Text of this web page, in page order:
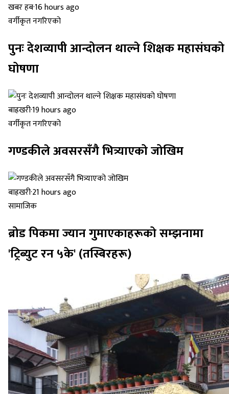
खबर हब·16 hours ago
वर्गीकृत नगरिएको
पुनः देशव्यापी आन्दोलन थाल्ने शिक्षक महासंघको
घोषणा
बाह्रखरी·19 hours ago
वर्गीकृत नगरिएको
गण्डकीले अवसरसँगै भित्र्याएको जोखिम
बाह्रखरी·21 hours ago
सामाजिक
ब्रोड पिकमा ज्यान गुमाएकाहरूको सम्झनामा
'ट्रिब्युट रन ५के' (तस्बिरहरू)